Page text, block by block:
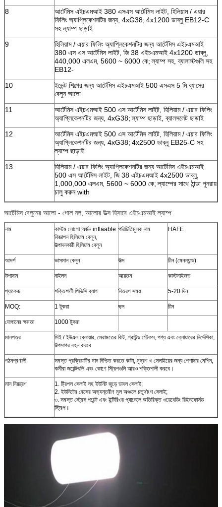
8
আর্টেমিস এইচএমআই 380 এসএস আর্টেমিস লাইট, হিলিয়াম / এয়ার
ফিলিং অ্যাপ্লিকেশনটির জন্য, 4xG38; 4x1200 ডাব্লু EB12-C
সহ ল্যাম্প ছাড়াই
9
হিলিয়াম / এয়ার ফিলিং অ্যাপ্লিকেশনটির জন্য আর্টেমিস এইচএমআই
380 এস এস আর্টেমিস লাইট, জি 38 এইচএমআই 4x1200 ডাব্লু,
440,000 এলএম, 5600 ~ 6000 কে; ল্যাম্প সহ, ব্যালাস্টগুলি সহ
EB12-
10
ইভেন্ট শিল্পের জন্য আর্টেমিস এইচএমআই 500 এসএস 5 মি ব্যাসের
বেলুন আলো
11
আর্টেমিস এইচএমআই 500 এস আর্টেমিস লাইট, হিলিয়াম / এয়ার ফিলিং
অ্যাপ্লিকেশনটির জন্য, 4xG38; ল্যাম্প ছাড়াই, ব্যালসলেট ছাড়াই
12
আর্টেমিস এইচএমআই 500 এস আর্টেমিস লাইট, হিলিয়াম / এয়ার ফিলিং
অ্যাপ্লিকেশনটির জন্য, 4xG38; 4x2500 ডাব্লু EB25-C সহ
ল্যাম্প ছাড়াই
13
হিলিয়াম / এয়ার ফিলিং অ্যাপ্লিকেশনটির জন্য আর্টেমিস এইচএমআই
500 এস আর্টেমিস লাইট, জি 38 এইচএমআই 4x2500 ডাব্লু,
1,000,000 এলএম, 5600 ~ 6000 কে; ল্যাম্পের সাথে ঠান্ডা পুনরায়
চালু করুন with
আর্টেমিস বেলুনের আলো - গোল নল, আলোর উত্স হিসাবে এইচএমআই ল্যাম্প
নাম
কাস্টম লোগো অর্জন inflaable
বিজ্ঞাপন হিলিয়াম বেলুন,
উত্পাদনকারী হিলিয়াম বেলুন
পরিচিতিমুলক নাম HAFE
আদর্শ ভাসমান বেলুন উত্স চীন (মেনল্যান্ড)
উপাদান নাইলন আয়তন কাস্টমাইজড
প্যাকেজ শক্তিশালী পিভিসি ব্যাগ বিতরণ সময় 5-20 দিন
MOQ: 1 টুকরা ছল চীন
যোগানের ক্ষমতা 1000 টুকরা
মালপত্র
সিই / ইউএল ব্লোয়ার, মেরামতের কিট, গ্রাউন্ড স্টেকস, পণ্য এবং ব্লোয়ারের নির্দেশিকা,
উপসাগর বহন করবে
গঠনপ্রণালী
সমস্ত প্রক্রিয়াটির মান নিশ্চিত করতে কাটা, মুদ্রণ ও সেলাইয়ের জন্য পেশাদার মেশিন,
কর্মীরা জয়েন্টগুলি এবং কোণে স্ট্রিপগুলি আরও শক্তিশালী করবে।
মান নিয়ন্ত্রণ
1. ট্রিপল সেলাই সহ ইউনিট জুড়ে ডাবল সেলাই;
2. ইউনিটের বেসের অভ্যন্তরীণ মূল অঞ্চলে চতুর্থাংশ সেলাই;
৩. সমস্ত স্ট্রেস পয়েন্ট এবং ইন্টিরিওর প্যানেলে অতিরিক্ত ওয়েবেডিং রিইনফোর্সড
স্ট্রিপ।